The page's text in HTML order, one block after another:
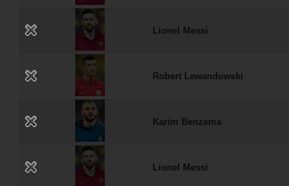
Lionel Messi
Robert Lewandowski
Karim Benzema
Lionel Messi